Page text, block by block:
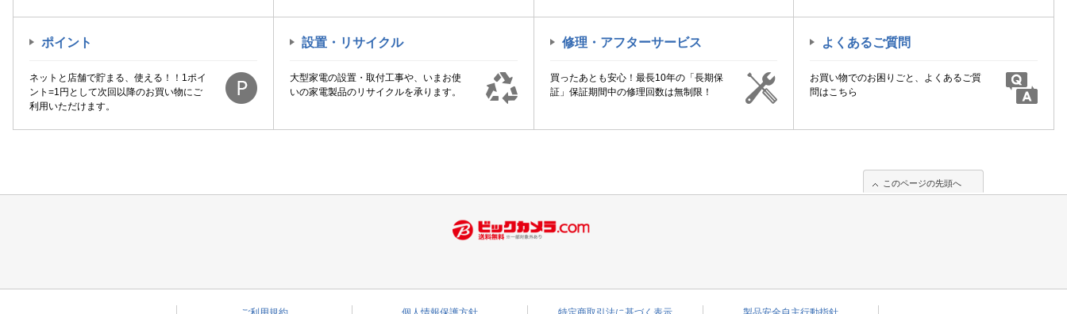
ポイント
ネットと店舗で貯まる、使える！！1ポイ
ント=1円として次回以降のお買い物にご
利用いただけます。
設置・リサイクル
大型家電の設置・取付工事や、いまお使
いの家電製品のリサイクルを承ります。
修理・アフターサービス
買ったあとも安心！最長10年の「長期保
証」保証期間中の修理回数は無制限！
よくあるご質問
お買い物でのお困りごと、よくあるご質
問はこちら
このページの先頭へ